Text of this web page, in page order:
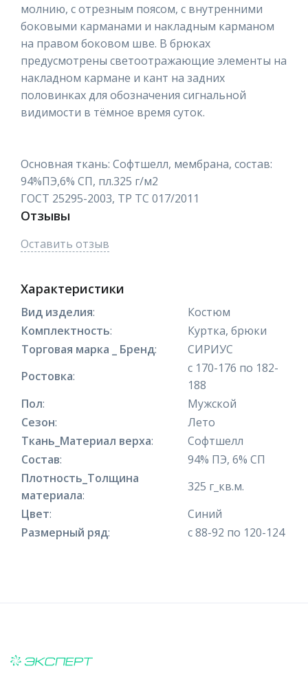
молнию, с отрезным поясом, с внутренними
боковыми карманами и накладным карманом
на правом боковом шве. В брюках
предусмотрены светоотражающие элементы на
накладном кармане и кант на задних
половинках для обозначения сигнальной
видимости в тёмное время суток.
Основная ткань: Софтшелл, мембрана, состав:
94%ПЭ,6% СП, пл.325 г/м2
ГОСТ 25295-2003, ТР ТС 017/2011
Отзывы
Оставить отзыв
Характеристики
Вид изделия:
Костюм
Комплектность:
Куртка, брюки
Торговая марка _ Бренд:
СИРИУС
Ростовка:
с 170-176 по 182-
188
Пол:
Мужской
Сезон:
Лето
Ткань_Материал верха:
Софтшелл
Состав:
94% ПЭ, 6% СП
Плотность_Толщина
материала:
325 г_кв.м.
Цвет:
Синий
Размерный ряд: с 88-92 по 120-124